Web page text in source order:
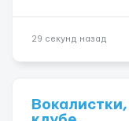
29 секунд назад